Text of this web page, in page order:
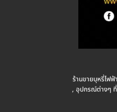
ร้านขายบุหรี่ไฟ
, อุปกรณ์ต่างๆ ที่